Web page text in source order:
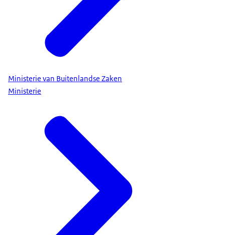
Ministerie van Buitenlandse Zaken
Ministerie